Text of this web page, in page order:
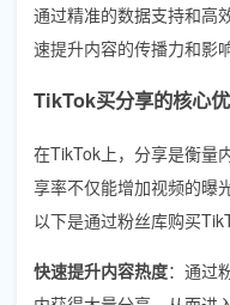
通过精准的数据支持和高
速提升内容的传播力和影响
TikTok买分享的核心
在TikTok上，分享是衡量
享率不仅能增加视频的曝
以下是通过粉丝库购买
快速提升内容热度：通过